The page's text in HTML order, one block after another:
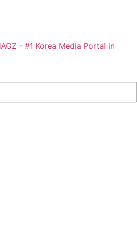
- #1 Korea Media Portal in